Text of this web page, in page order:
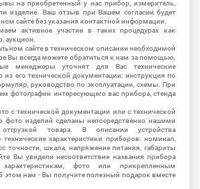
на приобретенный у нас прибор, измеритель,
изделие. Ваш отзыв при Вашем согласии будет
сайте без указания контактной информации.
активное участие в таких процедурах как
аукцион.
сайте в техническом описании необходимой
Вы всегда можете обратиться к нам за помощью.
менеджеры уточнят для Вас технические
из его технической документации: инструкция по
руководство по эксплуатации, схемы. При
фотографии интересующего вас прибора, стенда
с технической документации или с технической
фото изделий сделаны непосредственно нашими
товара. В описании устройства
характеристики приборов: номинал,
точности, шкала, напряжение питания, габариты
Вы увидели несоответствие названия прибора
фото или прикрепленным
этом нам - Вы получите полезный подарок вместе